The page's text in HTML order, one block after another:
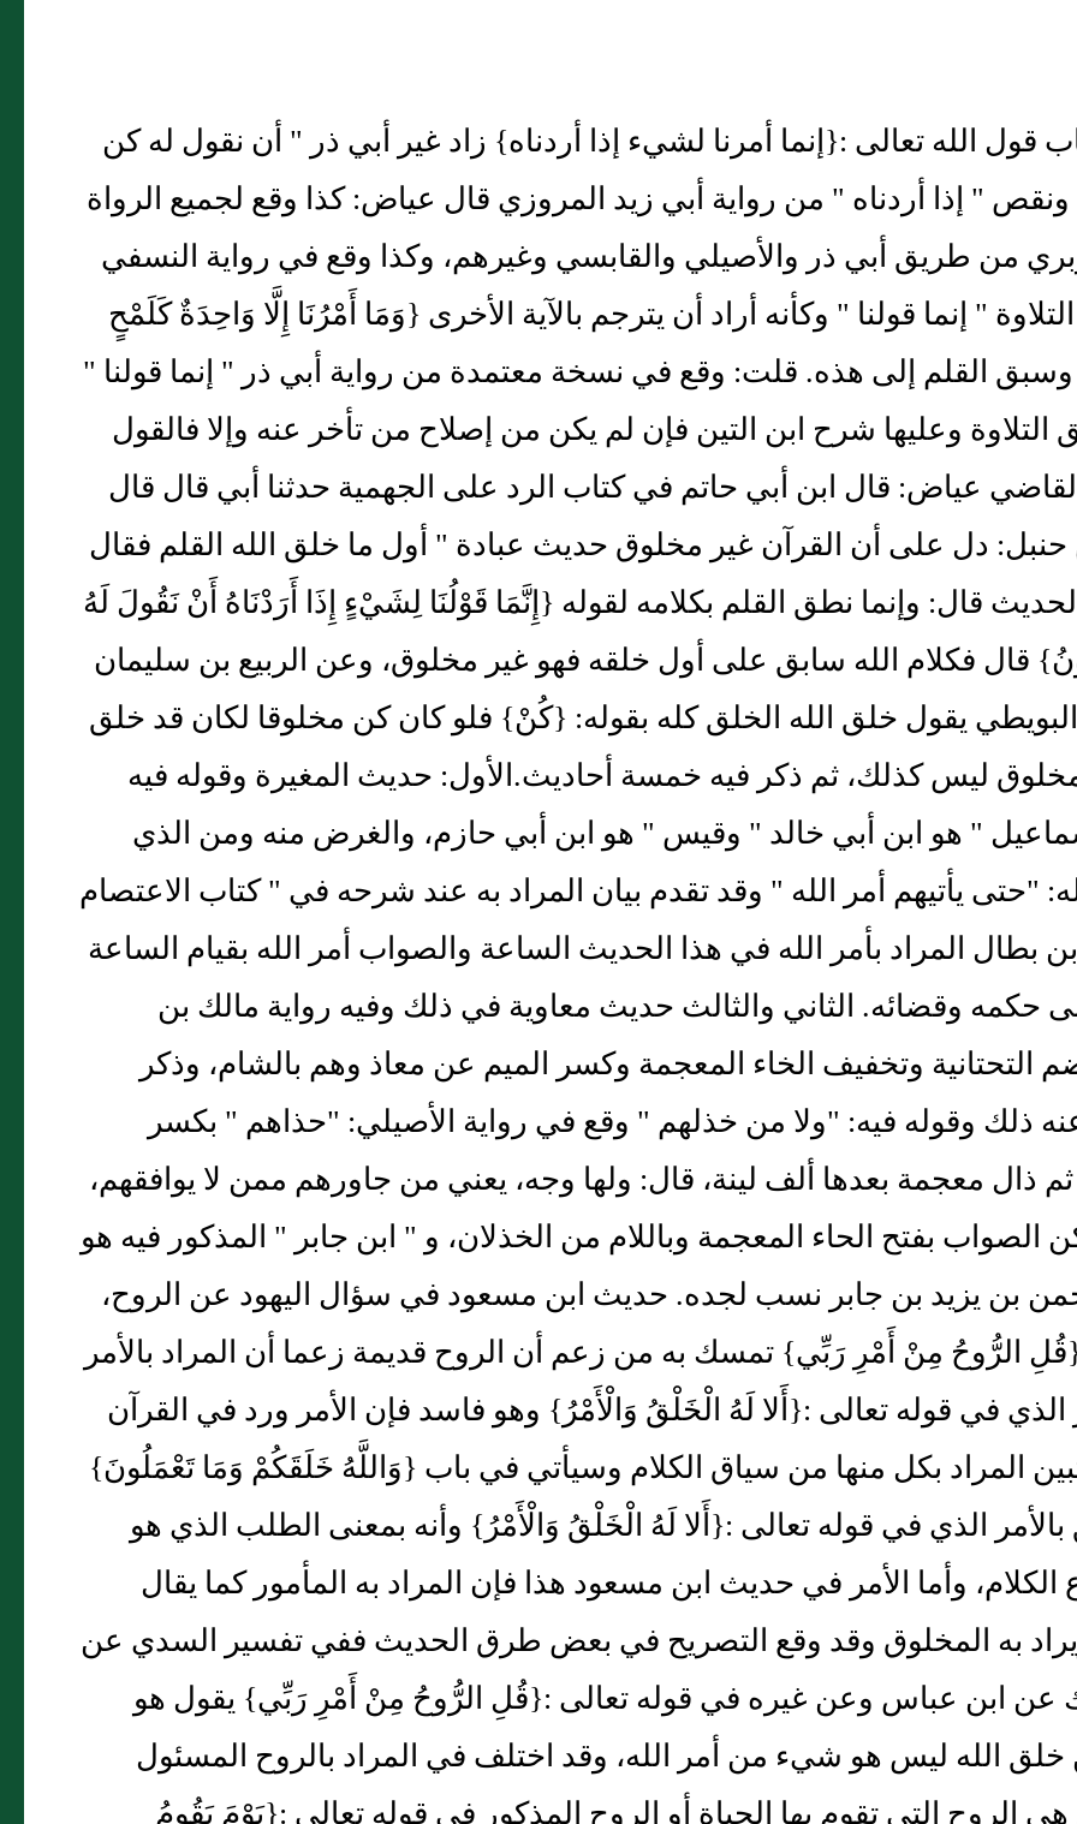
قول الله تعالى :{إنما أمرنا لشيء إذا أردناه} زاد غير أبي ذر " أن نقول له كن
" إذا أردناه " من رواية أبي زيد المروزي قال عياض: كذا وقع لجميع الرواة
من طريق أبي ذر والأصيلي والقابسي وغيرهم، وكذا وقع في رواية النسفي
" إنما قولنا " وكأنه أراد أن يترجم بالآية الأخرى {وَمَا أَمْرُنَا إِلَّا وَاحِدَةٌ كَلَمْحٍ
القلم إلى هذه. قلت: وقع في نسخة معتمدة من رواية أبي ذر " إنما قولنا "
وعليها شرح ابن التين فإن لم يكن من إصلاح من تأخر عنه وإلا فالقول
عياض: قال ابن أبي حاتم في كتاب الرد على الجهمية حدثنا أبي قال قال
دل على أن القرآن غير مخلوق حديث عبادة " أول ما خلق الله القلم فقال
قال: وإنما نطق القلم بكلامه لقوله {إِنَّمَا قَوْلُنَا لِشَيْءٍ إِذَا أَرَدْنَاهُ أَنْ نَقُولَ لَهُ
قال فكلام الله سابق على أول خلقه فهو غير مخلوق، وعن الربيع بن سليمان
يقول خلق الله الخلق كله بقوله: {كُنْ} فلو كان كن مخلوقا لكان قد خلق
ليس كذلك، ثم ذكر فيه خمسة أحاديث.الأول: حديث المغيرة وقوله فيه
" هو ابن أبي خالد " وقيس " هو ابن أبي حازم، والغرض منه ومن الذي
"حتى يأتيهم أمر الله " وقد تقدم بيان المراد به عند شرحه في " كتاب الاعتصام
بطال المراد بأمر الله في هذا الحديث الساعة والصواب أمر الله بقيام الساعة
حكمه وقضائه. الثاني والثالث حديث معاوية في ذلك وفيه رواية مالك بن
التحتانية وتخفيف الخاء المعجمة وكسر الميم عن معاذ وهم بالشام، وذكر
ذلك وقوله فيه: "ولا من خذلهم " وقع في رواية الأصيلي: "حذاهم " بكسر
ذال معجمة بعدها ألف لينة، قال: ولها وجه، يعني من جاورهم ممن لا يوافقهم،
الصواب بفتح الحاء المعجمة وباللام من الخذلان، و " ابن جابر " المذكور فيه هو
بن يزيد بن جابر نسب لجده. حديث ابن مسعود في سؤال اليهود عن الروح،
الرُّوحُ مِنْ أَمْرِ رَبِّي} تمسك به من زعم أن الروح قديمة زعما أن المراد بالأمر
الذي في قوله تعالى :{أَلا لَهُ الْخَلْقُ وَالْأَمْرُ} وهو فاسد فإن الأمر ورد في القرآن
المراد بكل منها من سياق الكلام وسيأتي في باب {وَاللَّهُ خَلَقَكُمْ وَمَا تَعْمَلُونَ}
بالأمر الذي في قوله تعالى :{أَلا لَهُ الْخَلْقُ وَالْأَمْرُ} وأنه بمعنى الطلب الذي هو
الكلام، وأما الأمر في حديث ابن مسعود هذا فإن المراد به المأمور كما يقال
به المخلوق وقد وقع التصريح في بعض طرق الحديث ففي تفسير السدي عن
عن ابن عباس وعن غيره في قوله تعالى :{قُلِ الرُّوحُ مِنْ أَمْرِ رَبِّي} يقول هو
الله ليس هو شيء من أمر الله، وقد اختلف في المراد بالروح المسئول